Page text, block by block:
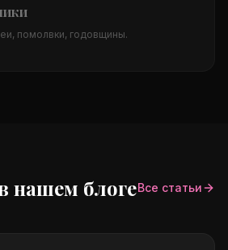
помолвки, годовщины.
нашем блогеВсе статьи